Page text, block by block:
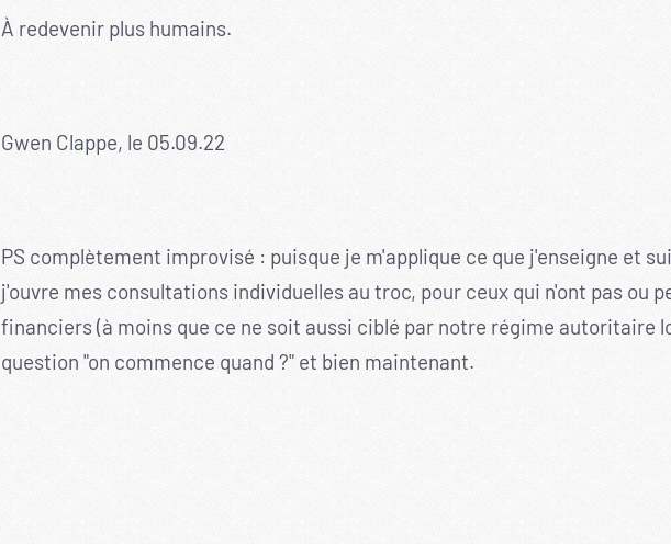
À redevenir plus humains.
Gwen Clappe, le 05.09.22
PS complètement improvisé : puisque je m'applique ce que j'enseigne et
j'ouvre mes consultations individuelles au troc, pour ceux qui n'ont pas ou
financiers (à moins que ce ne soit aussi ciblé par notre régime autoritaire
question "on commence quand ?" et bien maintenant.